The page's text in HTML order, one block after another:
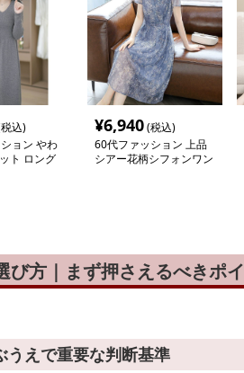
込)
ョン やわ
ト ロング
¥6,940(税込)
60代ファッション 上品
シアー花柄シフォンワン
び方｜まず押さえるべきポ
うえで重要な判断基準